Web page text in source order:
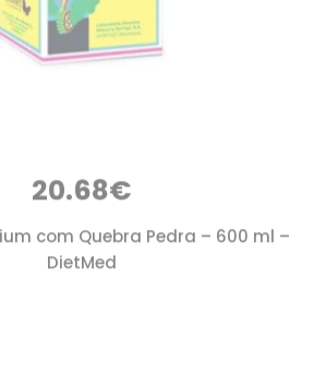
com Quebra Pedra – 600 ml –
DietMed